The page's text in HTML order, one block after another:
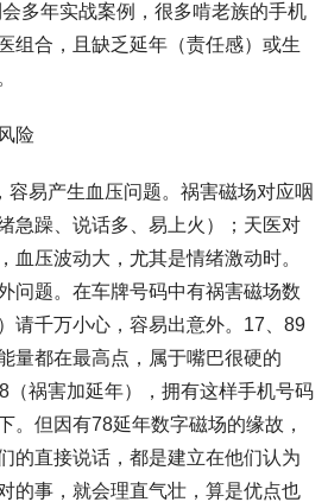
多年实战案例，很多啃老族的手机
组合，且缺乏延年（责任感）或生
险
容易产生血压问题。祸害磁场对应咽
急躁、说话多、易上火）；天医对
血压波动大，尤其是情绪激动时。
问题。在车牌号码中有祸害磁场数
请千万小心，容易出意外。17、89
量都在最高点，属于嘴巴很硬的
（祸害加延年），拥有这样手机号码
。但因有78延年数字磁场的缘故，
的直接说话，都是建立在他们认为
事，就会理直气壮，算是优点也